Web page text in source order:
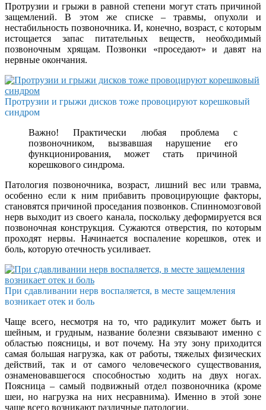
Протрузии и грыжи в равной степени могут стать причиной
защемлений. В этом же списке – травмы, опухоли и
нестабильность позвоночника. И, конечно, возраст, с которым
истощается запас питательных веществ, необходимый
позвоночным хрящам. Позвонки «проседают» и давят на
нервные окончания.
Протрузии и грыжи дисков тоже провоцируют корешковый
синдром
Важно! Практически любая проблема с
позвоночником, вызвавшая нарушение его
функционирования, может стать причиной
корешкового синдрома.
Патология позвоночника, возраст, лишний вес или травма,
особенно если к ним прибавить провоцирующие факторы,
становятся причиной проседания позвонков. Спинномозговой
нерв выходит из своего канала, поскольку деформируется вся
позвоночная конструкция. Сужаются отверстия, по которым
проходят нервы. Начинается воспаление корешков, отек и
боль, которую отечность усиливает.
При сдавливании нерв воспаляется, в месте защемления
возникает отек и боль
Чаще всего, несмотря на то, что радикулит может быть и
шейным, и грудным, название болезни связывают именно с
областью поясницы, и вот почему. На эту зону приходится
самая большая нагрузка, как от работы, тяжелых физических
действий, так и от самого человеческого существования,
ознаменовавшегося способностью ходить на двух ногах.
Поясница – самый подвижный отдел позвоночника (кроме
шеи, но нагрузка на них несравнима). Именно в этой зоне
чаще всего возникают различные патологии.